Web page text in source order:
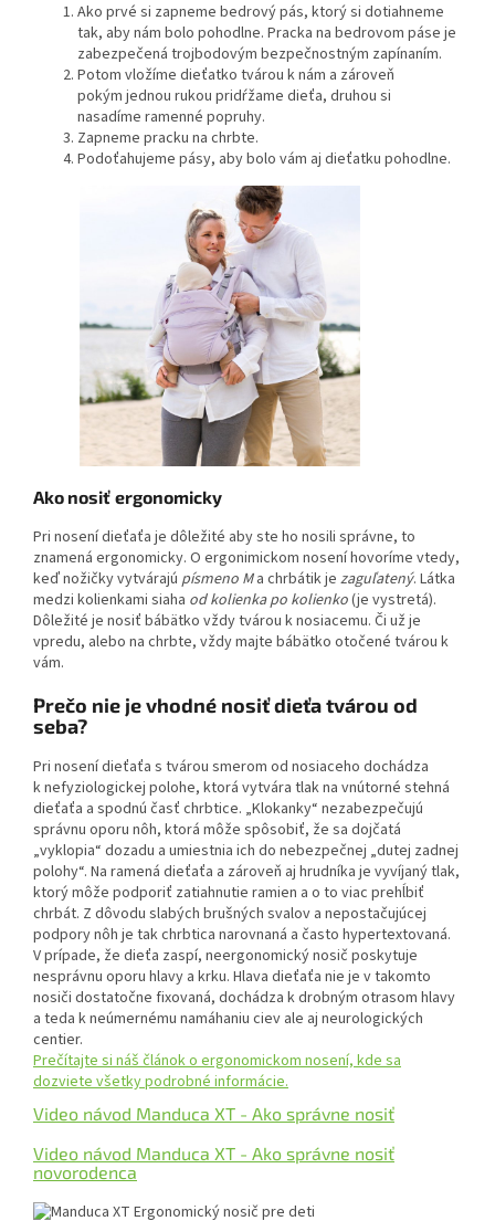
Ako prvé si zapneme bedrový pás, ktorý si dotiahneme
tak, aby nám bolo pohodlne. Pracka na bedrovom páse je
zabezpečená trojbodovým bezpečnostným zapínaním.
Potom vložíme dieťatko tvárou k nám a zároveň
pokým jednou rukou pridŕžame dieťa, druhou si
nasadíme ramenné popruhy.
Zapneme pracku na chrbte.
Podoťahujeme pásy, aby bolo vám aj dieťatku pohodlne.
Ako nosiť ergonomicky
Pri nosení dieťaťa je dôležité aby ste ho nosili správne, to
znamená ergonomicky. O ergonimickom nosení hovoríme vtedy,
keď nožičky vytvárajú písmeno Ma chrbátik je zaguľatený. Látka
medzi kolienkami siaha od kolienka po kolienko(je vystretá).
Dôležité je nosiť bábätko vždy tvárou k nosiacemu. Či už je
vpredu, alebo na chrbte, vždy majte bábätko otočené tvárou k
vám.
Prečo nie je vhodné nosiť dieťa tvárou od
seba?
Pri nosení dieťaťa s tvárou smerom od nosiaceho dochádza
k nefyziologickej polohe, ktorá vytvára tlak na vnútorné stehná
dieťaťa a spodnú časť chrbtice. „Klokanky“ nezabezpečujú
správnu oporu nôh, ktorá môže spôsobiť, že sa dojčatá
„vyklopia“ dozadu a umiestnia ich do nebezpečnej „dutej zadnej
polohy“. Na ramená dieťaťa a zároveň aj hrudníka je vyvíjaný tlak,
ktorý môže podporiť zatiahnutie ramien a o to viac prehĺbiť
chrbát. Z dôvodu slabých brušných svalov a nepostačujúcej
podpory nôh je tak chrbtica narovnaná a často hypertextovaná.
V prípade, že dieťa zaspí, neergonomický nosič poskytuje
nesprávnu oporu hlavy a krku. Hlava dieťaťa nie je v takomto
nosiči dostatočne fixovaná, dochádza k drobným otrasom hlavy
a teda k neúmernému namáhaniu ciev ale aj neurologických
centier.
Prečítajte si náš článok o ergonomickom nosení, kde sa
dozviete všetky podrobné informácie.
Video návod Manduca XT - Ako správne nosiť
Video návod Manduca XT - Ako správne nosiť
novorodenca